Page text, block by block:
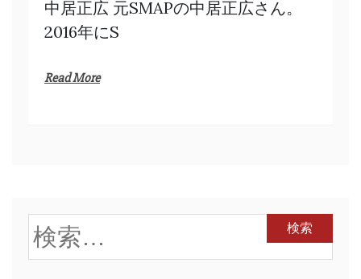
中居正広 元SMAPの中居正広さん。
2016年にS
Read More
検
索: